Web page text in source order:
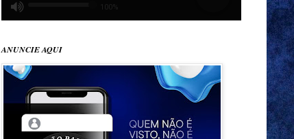
ANUNCIE AQUI